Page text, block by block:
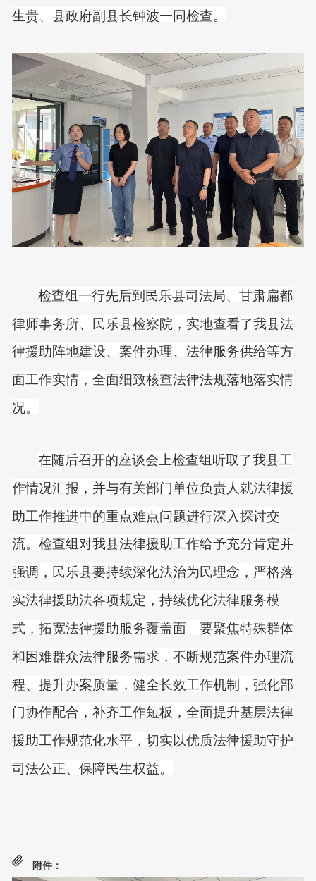
生贵、县政府副县长钟波一同检查。
检查组一行先后到民乐县司法局、甘肃扁都
律师事务所、民乐县检察院，实地查看了我县法
律援助阵地建设、案件办理、法律服务供给等方
面工作实情，全面细致核查法律法规落地落实情
况。
在随后召开的座谈会上检查组听取了我县工
作情况汇报，并与有关部门单位负责人就法律援
助工作推进中的重点难点问题进行深入探讨交
流。检查组对我县法律援助工作给予充分肯定并
强调，民乐县要持续深化法治为民理念，严格落
实法律援助法各项规定，持续优化法律服务模
式，拓宽法律援助服务覆盖面。要聚焦特殊群体
和困难群众法律服务需求，不断规范案件办理流
程、提升办案质量，健全长效工作机制，强化部
门协作配合，补齐工作短板，全面提升基层法律
援助工作规范化水平，切实以优质法律援助守护
司法公正、保障民生权益。
附件：